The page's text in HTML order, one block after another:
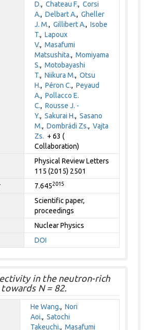
D.,Chateau F.,Corsi
A.,Delbart A.,Gheller
J. M.,Gillibert A.,Isobe
T.,Lapoux
V.,Masafumi
Matsushita.,Momiyama
S.,Motobayashi
T.,Niikura M.,Otsu
H.,Péron C.,Peyaud
A.,Pollacco E.
C.,Rousse J. -
Y.,Sakurai H.,Sasano
M.,Dombrádi Zs.,Vajta
Zs. + 63 (
Collaboration)
Physical Review Letters
115 (2015) 2501
7.6452015
Scientific paper,
proceedings
Nuclear Physics
DOI
in the neutron-rich
N = 82.
He Wang.,Nori
Aoi.,Satochi
Takeuchi.,Masafumi